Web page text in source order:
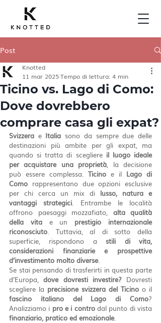
Post
Ticino vs. Lago di Como:
Dove dovrebbero
comprare casa gli expat?
Knotted
11 mar 2025Tempo di lettura: 4 min
Svizzera e Italia sono da sempre due delle
destinazioni più ambite per gli expat, ma
quando si tratta di scegliere il luogo ideale
per acquistare una proprietà, la decisione
può essere complessa. Ticino e il Lago di
Como rappresentano due opzioni esclusive
per chi cerca un mix di lusso, natura e
vantaggi strategici. Entrambe le località
offrono paesaggi mozzafiato, alta qualità
della vita e un prestigio internazionale
riconosciuto. Tuttavia, al di sotto della
superficie, rispondono a stili di vita,
considerazioni finanziarie e prospettive
d’investimento molto diverse.
Se stai pensando di trasferirti in questa parte
d’Europa, dove dovresti investire? Dovresti
scegliere la precisione svizzera del Ticino
fascino italiano del Lago di Como?
Analizziamo i pro e i contro
finanziario, pratico ed emozionale.